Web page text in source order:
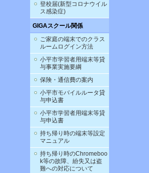
登校届(新型コロナウイル
ス感染症)
GIGAスクール関係
ご家庭の端末でのクラス
ルームログイン方法
小平市学習者用端末等貸
与事業実施要綱
保険・通信費の案内
小平市モバイルルータ貸
与申込書
小平市学習者用端末等貸
与申込書
持ち帰り時の端末等設定
マニュアル
持ち帰り時のChromeboo
k等の故障、紛失又は盗
難への対応について